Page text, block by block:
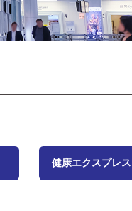
健康エクスプレス